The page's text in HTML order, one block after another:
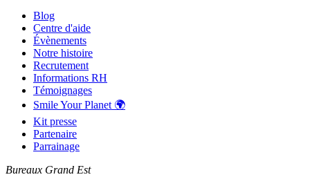
Blog
Centre d'aide
Évènements
Notre histoire
Recrutement
Informations RH
Témoignages
Smile Your Planet 🌍
Kit presse
Partenaire
Parrainage
Bureaux Grand Est